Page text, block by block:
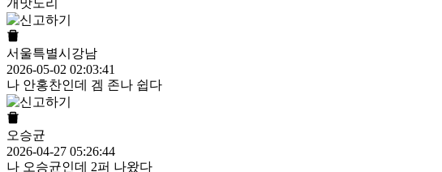
서울특별시강남
2026-05-02 02:03:41
나 안홍찬인데 겜 존나 쉽다
오승균
2026-04-27 05:26:44
나 오승균인데 2퍼 나왔다